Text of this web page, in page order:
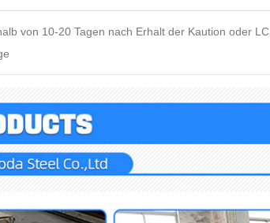
von 10-20 Tagen nach Erhalt der Kaution oder LC.